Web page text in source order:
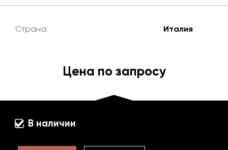
Страна: Италия
Цена по запросу
В наличии